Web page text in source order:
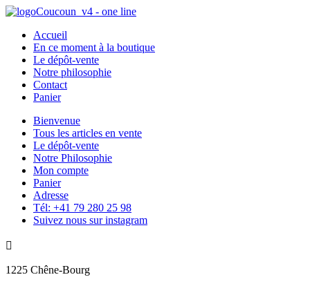
Accueil
En ce moment à la boutique
Le dépôt-vente
Notre philosophie
Contact
Panier
Bienvenue
Tous les articles en vente
Le dépôt-vente
Notre Philosophie
Mon compte
Panier
Adresse
Tél: +41 79 280 25 98
Suivez nous sur instagram

1225 Chêne-Bourg